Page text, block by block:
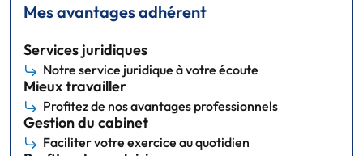
Mes avantages adhérent
Services juridiques
Notre service juridique à votre écoute
Mieux travailler
Profitez de nos avantages professionnels
Gestion du cabinet
Faciliter votre exercice au quotidien